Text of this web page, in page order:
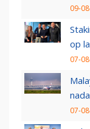
09-
op
07-
07-